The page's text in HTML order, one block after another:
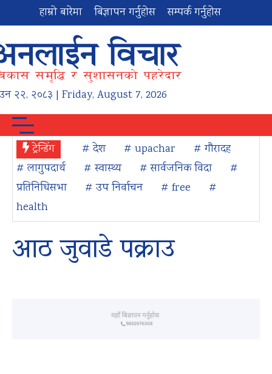
हाम्रो बारेमा बिज्ञापन गर्नुहोस सम्पर्क गर्नुहोस
२२, २०८३ | Friday, August 7, 2026
ट्रेन्डिंग # देश # upachar
# गौरादह
# लागुपदार्थ
# स्वास्थ्य # सार्वजनिक विदा
#
प्रतिनिधिसभा
# उप निर्वाचन # free
#
health
आठ जुवाडे पक्राउ